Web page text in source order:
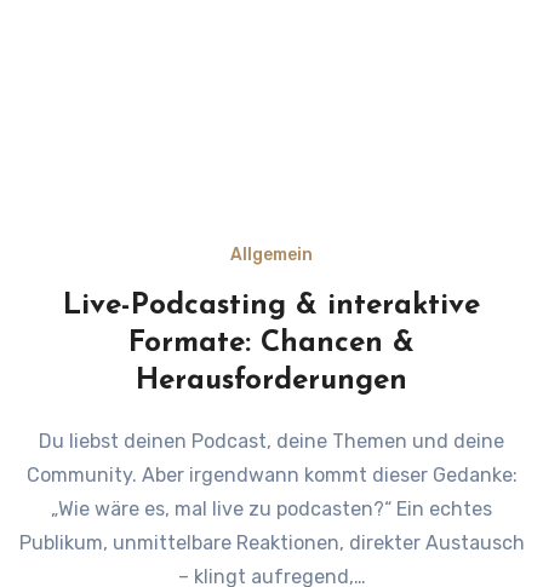
Allgemein
Live-Podcasting & interaktive
Formate: Chancen &
Herausforderungen
Du liebst deinen Podcast, deine Themen und deine
Community. Aber irgendwann kommt dieser Gedanke:
„Wie wäre es, mal live zu podcasten?“ Ein echtes
Publikum, unmittelbare Reaktionen, direkter Austausch
– klingt aufregend,…